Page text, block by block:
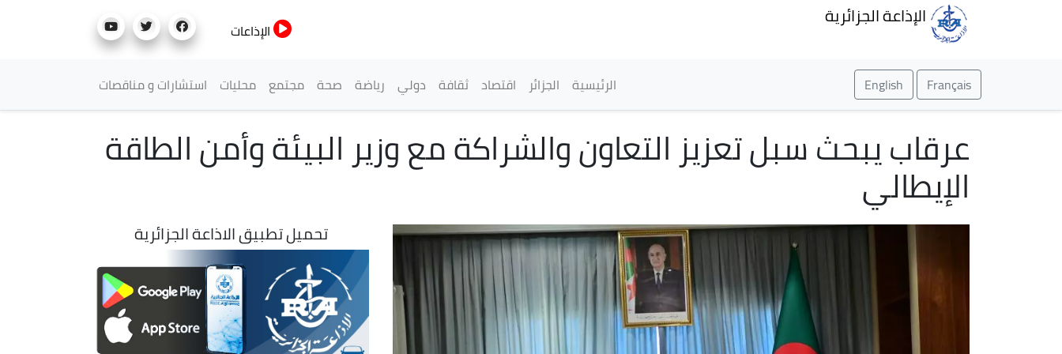
الإذاعة الجزائرية
الإذاعات
Français
English القائمة الرئيسية
الرئيسية الجزائر اقتصاد ثقافة دولي رياضة صحة مجتمع محليات استشارات و مناقصات
عرقاب يبحث سبل تعزيز التعاون والشراكة مع وزير البيئة وأمن الطاقة
الإيطالي
تحميل تطبيق الاذاعة الجزائرية